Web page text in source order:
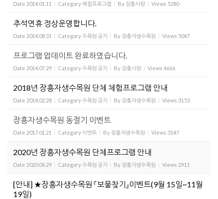
Date 2014.01.11 Category 체험프로그램 By 장흥사랑 Views 5280
추석연휴 정상운영합니다.
Date 2014.08.31 Category수목원 공지 By 장흥자생수목원 Views 5047
프로그램 업데이트 완료하였습니다.
Date 2014.07.29 Category수목원 공지 By 장흥사랑 Views 4666
2018년 장흥자생수목원 단체 체험프로그램 안내
Date 2018.02.28 Category수목원 공지 By 장흥자생수목원 Views 3153
장흥자생수목원 동절기 이벤트
Date 2017.01.21 Category 이벤트 By 장흥자생수목원 Views 3147
2020년 장흥자생수목원 단체프로그램 안내
Date 2020.04.29 Category수목원 공지 By 장흥자생수목원 Views 2911
[안내] ★장흥자생수목원 『보물찾기』이벤트(9월 15일~11월
19일)